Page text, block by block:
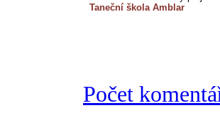
Taneční škola Amblar
Počet